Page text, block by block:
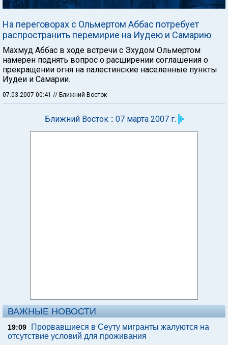
На переговорах с Ольмертом Аббас потребует
распространить перемирие на Иудею и Самарию
Махмуд Аббас в ходе встречи с Эхудом Ольмертом
намерен поднять вопрос о расширении соглашения о
прекращении огня на палестинские населенные пункты
Иудеи и Самарии.
07.03.2007 00:41 // Ближний Восток
Ближний Восток :: 07 марта 2007 г.
ВАЖНЫЕ НОВОСТИ
19:09
Прорвавшиеся в Сеуту мигранты жалуются на
отсутствие условий для проживания